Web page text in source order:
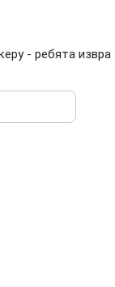
- ребята извра